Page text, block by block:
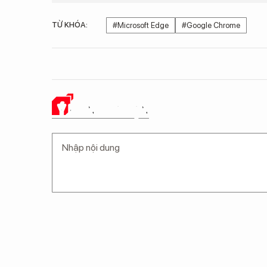
TỪ KHÓA: #Microsoft Edge #Google Chrome
Ý KIẾN CỦA BẠN